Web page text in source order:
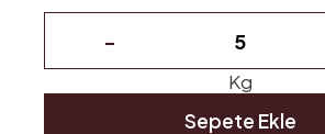
-
Kg
Sepete Ekle